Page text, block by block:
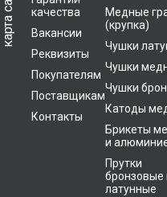
карта сайта
качества
Вакансии
Реквизиты
Покупателям
Поставщикам
Контакты
Медные
(крупка)
Чушки
Чушки
Чушки
Катоды
Брикеты
и
Прутки
бронзовые
латунные